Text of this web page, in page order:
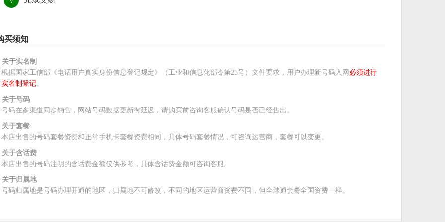
买须知
关于实名制
根据国家工信部《电话用户真实身份信息登记规定》（工业和信息化部令第25号）文件要求，用户办理新号码入网 必须进行
实名制登记。
关于号码
号码在多渠道同步销售，网站号码数据更新有延迟，请购买前咨询客服确认号码是否已经售出。
关于套餐
本店出售的号码套餐资费和正常手机卡套餐资费相同，具体号码套餐情况，可咨询运营商，套餐可以变更。
关于含话费
本店出售的号码注明的含话费金额仅供参考，具体含话费金额可咨询客服。
关于归属地
号码归属地是号码办理开通的地区，归属地不可修改，不同的地区运营商资费不同，但全球通套餐全国资费一样。